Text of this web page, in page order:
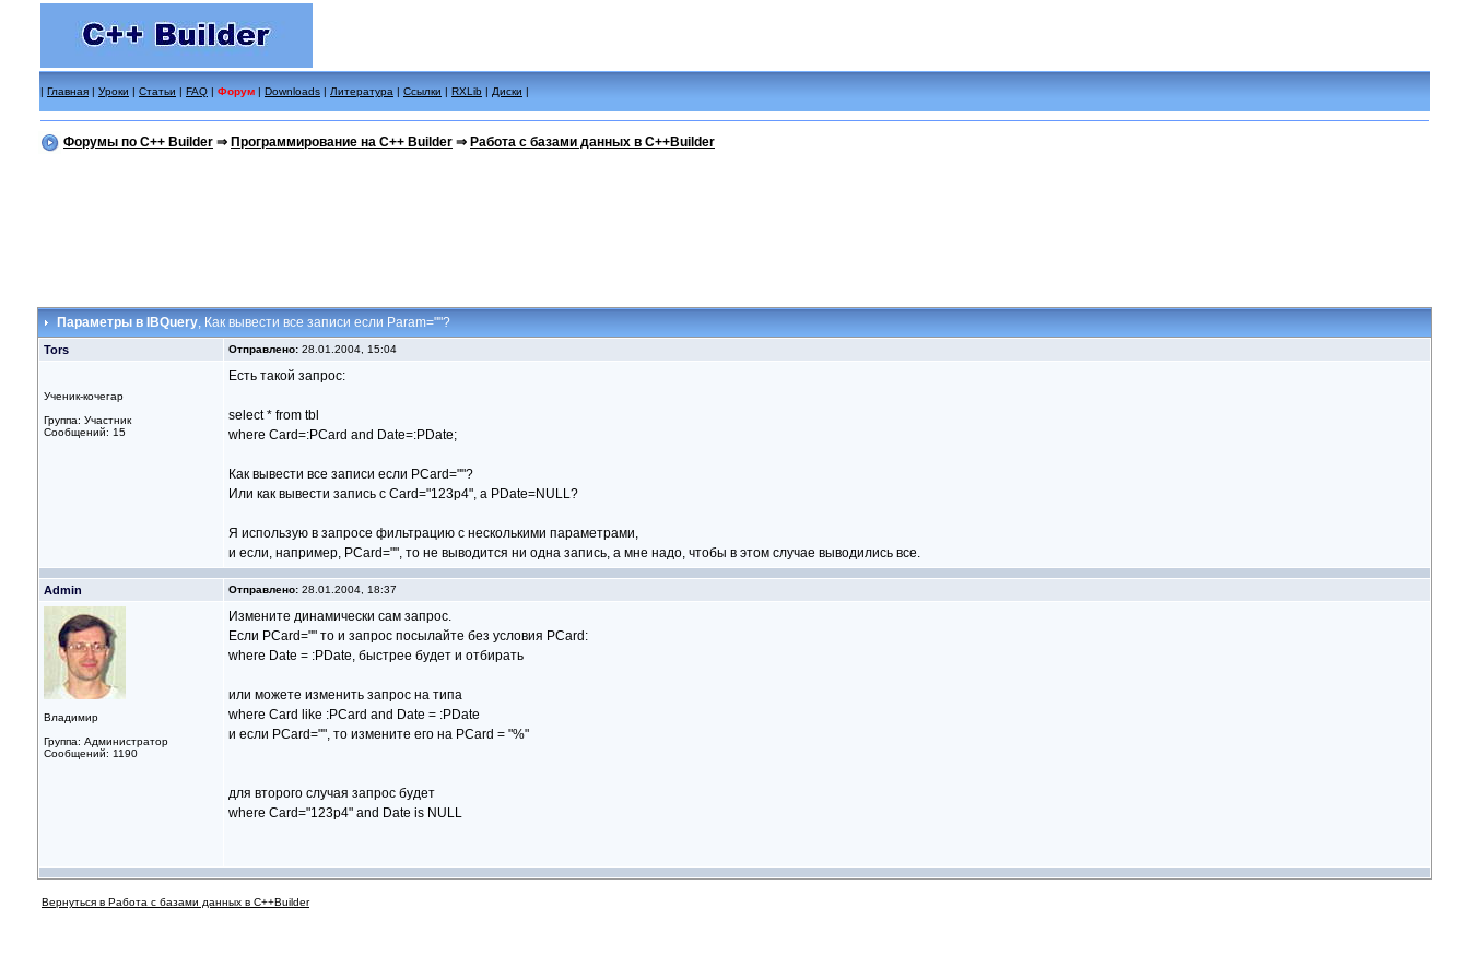
| Главная | Уроки | Статьи | FAQ | Форум | Downloads | Литература | Ссылки | RXLib | Диски |
Форумы по C++ Builder ⇒ Программирование на C++ Builder ⇒ Работа с базами данных в C++Builder
Параметры в IBQuery, Как вывести все записи если Param=""?
Tors Отправлено: 28.01.2004, 15:04
Ученик-кочегар
Группа: Участник
Сообщений: 15
Есть такой запрос:
select * from tbl
where Card=:PCard and Date=:PDate;
Как вывести все записи если PCard=""?
Или как вывести запись с Card="123p4", а PDate=NULL?
Я использую в запросе фильтрацию с несколькими параметрами,
и если, например, PCard="", то не выводится ни одна запись, а мне надо, чтобы в этом случае выводились все.
Admin Отправлено: 28.01.2004, 18:37
Владимир
Группа: Администратор
Сообщений: 1190
Измените динамически сам запрос.
Если PCard="" то и запрос посылайте без условия PCard:
where Date = :PDate, быстрее будет и отбирать
или можете изменить запрос на типа
where Card like :PCard and Date = :PDate
и если PCard="", то измените его на PCard = "%"
для второго случая запрос будет
where Card="123p4" and Date is NULL
Вернуться в Работа с базами данных в C++Builder